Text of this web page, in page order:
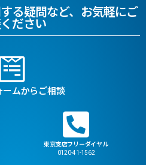
る疑問など、お気軽にご
ださい
ームからご相談
東京支店フリーダイヤル
0120-41-1562